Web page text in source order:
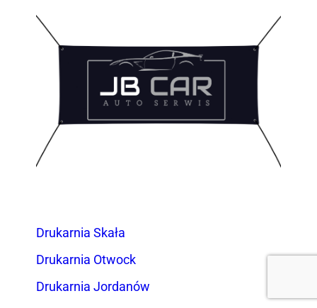
Drukarnia Skała
Drukarnia Otwock
Drukarnia Jordanów